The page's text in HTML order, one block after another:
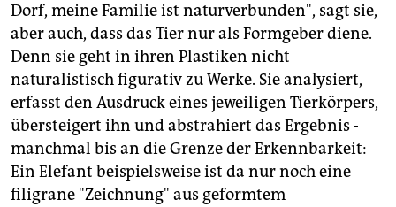
Dorf, meine Familie ist naturverbunden", sagt sie,
aber auch, dass das Tier nur als Formgeber diene.
Denn sie geht in ihren Plastiken nicht
naturalistisch figurativ zu Werke. Sie analysiert,
erfasst den Ausdruck eines jeweiligen Tierkörpers,
übersteigert ihn und abstrahiert das Ergebnis -
manchmal bis an die Grenze der Erkennbarkeit:
Ein Elefant beispielsweise ist da nur noch eine
filigrane "Zeichnung" aus geformtem